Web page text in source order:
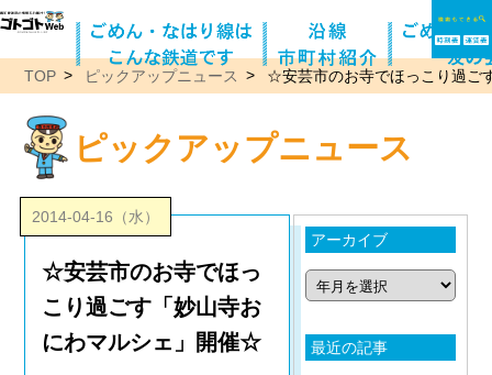
TOP ピックアップニュース ☆安芸市のお寺でほっこり過ご
ピックアップニュース
2014-04-16（水）
☆安芸市のお寺でほっ
こり過ごす「妙山寺お
にわマルシェ」開催☆
アーカイブ
最近の記事